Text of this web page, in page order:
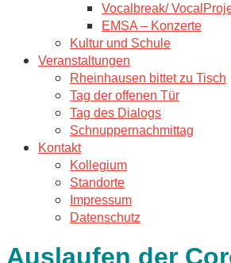
Vocalbreak/
EMSA – Konzerte
Kultur und Schule
Veranstaltungen
Rheinhausen bittet zu Tisch
Tag der offenen Tür
Tag des Dialogs
Schnuppernachmittag
Kontakt
Kollegium
Standorte
Impressum
Datenschutz
Auslaufen der